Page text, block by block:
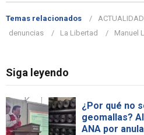
Temas relacionados ACTUALIDAD
denuncias
La Libertad Manuel
Siga leyendo
¿Por qué no
geomallas?
ANA por